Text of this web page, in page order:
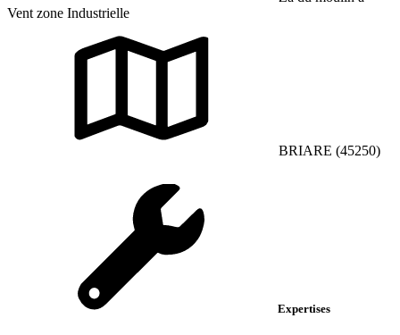
Vent zone Industrielle
BRIARE (45250)
Expertises